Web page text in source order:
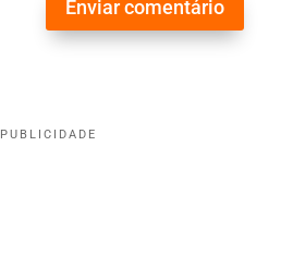
Enviar comentário
PUBLICIDADE